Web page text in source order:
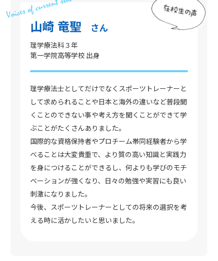
山崎 竜聖 さん
理学療法科３年
第一学院高等学校 出身
理学療法士としてだけでなくスポーツトレーナーと
して求められることや日本と海外の違いなど普段聞
くことのできない事や考え方を聞くことができて学
ぶことがたくさんありました。
国際的な資格保持者やプロチーム帯同経験者から学
べることは大変貴重で、より質の高い知識と実践力
を身につけることができるし、何よりも学びのモチ
ベーションが強くなり、日々の勉強や実習にも良い
刺激になりました。
今後、スポーツトレーナーとしての将来の選択を考
える時に活かしたいと思いました。